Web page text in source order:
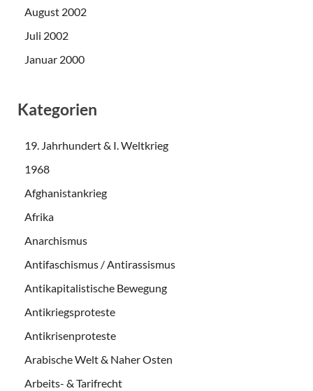
August 2002
Juli 2002
Januar 2000
Kategorien
19. Jahrhundert & I. Weltkrieg
1968
Afghanistankrieg
Afrika
Anarchismus
Antifaschismus / Antirassismus
Antikapitalistische Bewegung
Antikriegsproteste
Antikrisenproteste
Arabische Welt & Naher Osten
Arbeits- & Tarifrecht